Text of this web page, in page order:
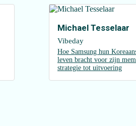
Michael Tesselaar
Vibeday
Hoe Samsung hun
leven bracht voor zijn
strategie tot uitvoering